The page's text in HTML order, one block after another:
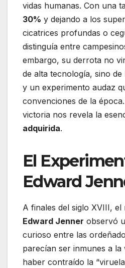
vidas humanas. Con una
30% y dejando a los
cicatrices profundas o
distinguía entre
embargo, su derrota no
de alta tecnología, sino
y un experimento audaz
convenciones de la
victoria nos revela la
adquirida.
El
Edward
A finales del siglo XVIII, el
Edward Jenner observó
curioso entre las
parecían ser inmunes a
haber contraído la